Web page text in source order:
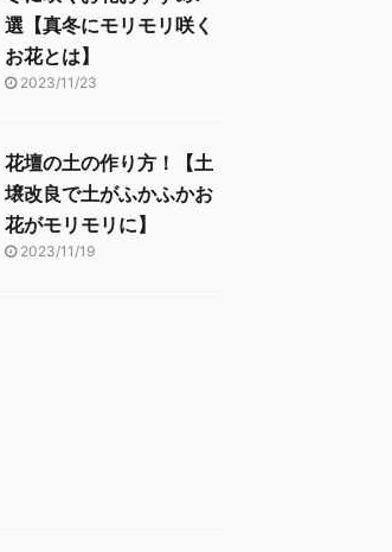
選【真冬にモリモリ咲く
お花とは】
2023/11/23
花壇の土の作り方！【土
壌改良で土がふかふかお
花がモリモリに】
2023/11/19